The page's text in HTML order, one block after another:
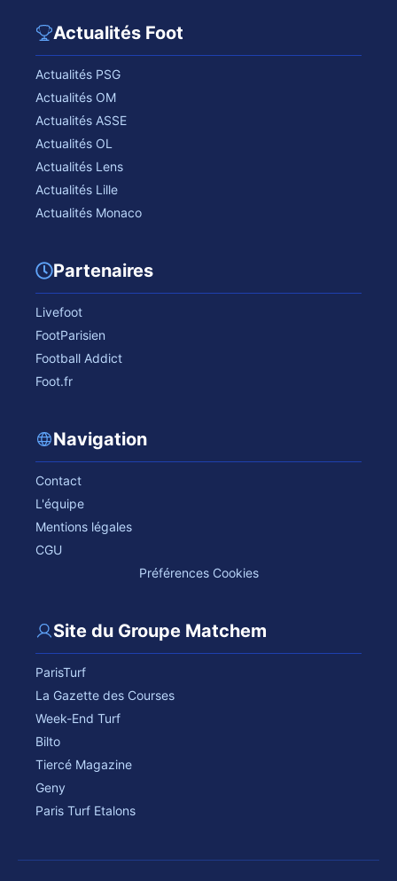
Actualités Foot
Actualités PSG
Actualités OM
Actualités ASSE
Actualités OL
Actualités Lens
Actualités Lille
Actualités Monaco
Partenaires
Livefoot
FootParisien
Football Addict
Foot.fr
Navigation
Contact
L'équipe
Mentions légales
CGU
Préférences Cookies
Site du Groupe Matchem
ParisTurf
La Gazette des Courses
Week-End Turf
Bilto
Tiercé Magazine
Geny
Paris Turf Etalons